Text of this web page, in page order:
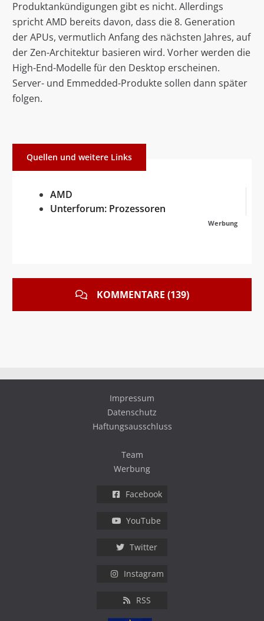
Produktankündigungen gibt es nicht. Allerdings
spricht AMD bereits davon, dass die 8. Generation
der APUs, vermutlich Anfang des nächsten Jahres, auf
der Zen-Architektur basieren wird. Vorher werden die
High-End-Modelle für den Desktop erscheinen.
Server- und Emmedded-Produkte sollen dann später
folgen.
Quellen und weitere Links
AMD
Unterforum: Prozessoren
Werbung
KOMMENTARE (139)
Impressum
Datenschutz
Haftungsausschluss
Team
Werbung
Facebook
YouTube
Twitter
Instagram
RSS